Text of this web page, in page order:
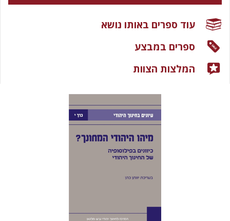
עוד ספרים באותו נושא
ספרים במבצע
המלצות הצוות